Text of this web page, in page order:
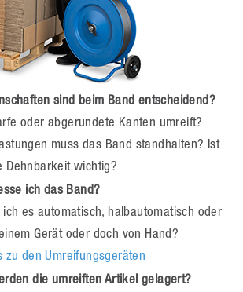
sind beim Band entscheidend?
oder abgerundete Kanten umreift?
muss das Band standhalten? Ist
Dehnbarkeit wichtig?
ich das Band?
ich es automatisch, halbautomatisch oder
Gerät oder doch von Hand?
zu den Umreifungsgeräten
die umreiften Artikel gelagert?